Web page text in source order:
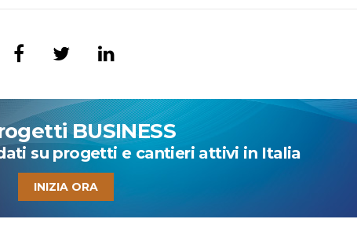
BUSINESS
su progetti e cantieri attivi in Italia
INIZIA ORA